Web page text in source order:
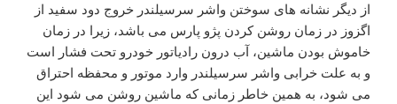
از دیگر نشانه های سوختن واشر سرسیلندر خروج دود سفید از
اگزوز در زمان روشن کردن پژو پارس می باشد، زیرا در زمان
خاموش بودن ماشین، آب درون رادیاتور خودرو تحت فشار است
و به علت خرابی واشر سرسیلندر وارد موتور و محفظه احتراق
می شود، به همین خاطر زمانی که ماشین روشن می شود این